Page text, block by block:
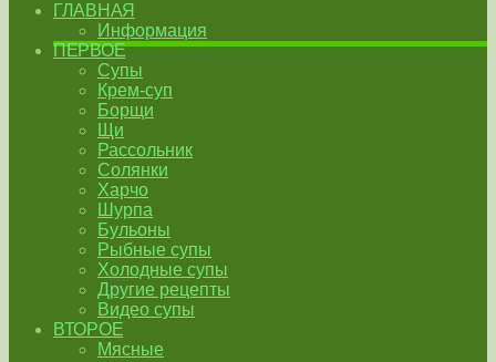
ГЛАВНАЯ
Информация
ПЕРВОЕ
Супы
Крем-суп
Борщи
Щи
Рассольник
Солянки
Харчо
Шурпа
Бульоны
Рыбные супы
Холодные супы
Другие рецепты
Видео супы
ВТОРОЕ
Мясные